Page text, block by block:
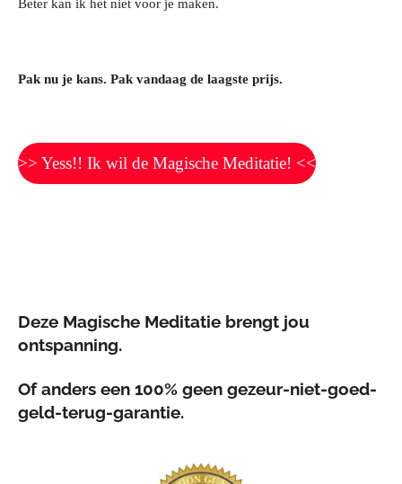
Beter kan ik het niet voor je maken.
Pak nu je kans. Pak vandaag de laagste prijs.
>> Yess!! Ik wil de Magische Meditatie! <<
Deze Magische Meditatie brengt jou
ontspanning.
Of anders een 100% geen gezeur-niet-goed-
geld-terug-garantie.